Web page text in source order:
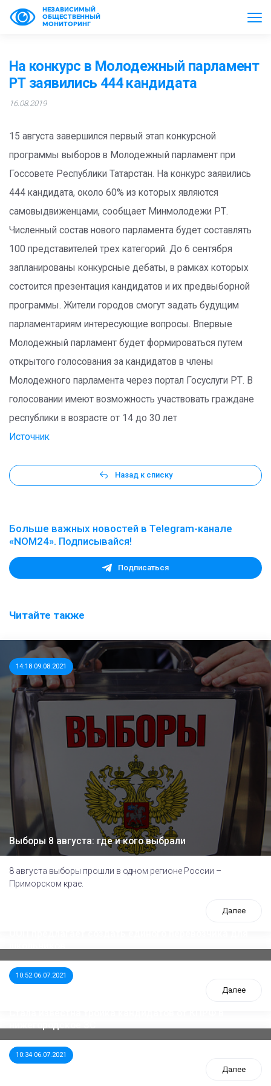
НЕЗАВИСИМЫЙ
ОБЩЕСТВЕННЫЙ
МОНИТОРИНГ
На конкурс в Молодежный парламент
РТ заявились 444 кандидата
16.08.2019
15 августа завершился первый этап конкурсной
программы выборов в Молодежный парламент при
Госсовете Республики Татарстан. На конкурс заявились
444 кандидата, около 60% из которых являются
самовыдвиженцами, сообщает Минмолодежи РТ.
Численный состав нового парламента будет составлять
100 представителей трех категорий. До 6 сентября
запланированы конкурсные дебаты, в рамках которых
состоится презентация кандидатов и их предвыборной
программы. Жители городов смогут задать будущим
парламентариям интересующие вопросы. Впервые
Молодежный парламент будет формироваться путем
открытого голосования за кандидатов в члены
Молодежного парламента через портал Госуслуги РТ. В
голосовании имеют возможность участвовать граждане
республики в возрасте от 14 до 30 лет
Источник
Назад к списку
Больше важных новостей в Telegram-канале
«NOM24». Подписывайся!
Подписаться
Читайте также
14:18 09.08.2021
Выборы 8 августа: где и кого выбрали
8 августа выборы прошли в одном регионе России –
Приморском крае.
Далее
10:52 06.07.2021
Далее
10:34 06.07.2021
Далее